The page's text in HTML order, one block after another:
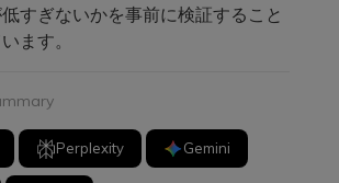
すぎないかを事前に検証すること
ます。
Perplexity Gemini